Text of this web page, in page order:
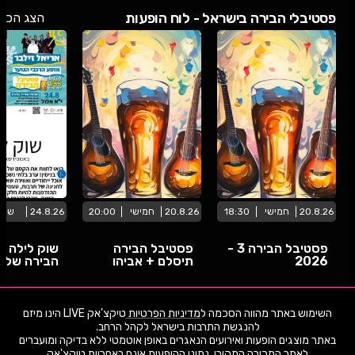
השימוש באתר מהווה הסכמה למדיניות הפרטיות
טיקצ'אק LIVE הינו מיזם
באתר מוצגים הופעות ואירועים הנאגרים באופן אוטמטי ללא בדיקה ומועברים
פסטיבלי הבירה בישראל - לוח הופעות הצג הכל
20.8.26 חמישי 18:30
פסטיבל הבירה 3 -
2026
פארק הנחל אריאל
20.8.26 חמישי 20:00
פסטיבל הבירה
תיסלם + אביהו
מתחם הצעירים מרטין בובר אשדוד
24.8.26 שני
שוק לילה
הבירה של
אמפי דשא יד הופעות בהשתתפות פסטיבלי הבירה בישראל
קרדיט לצלם